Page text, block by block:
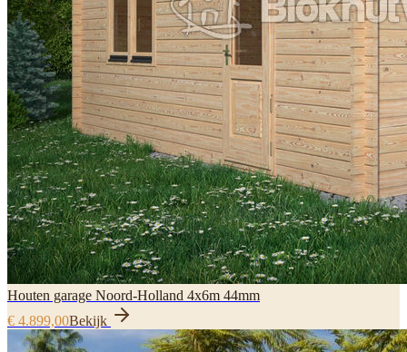
Houten garage Noord-Holland 4x6m 44mm
€ 4.899,00Bekijk